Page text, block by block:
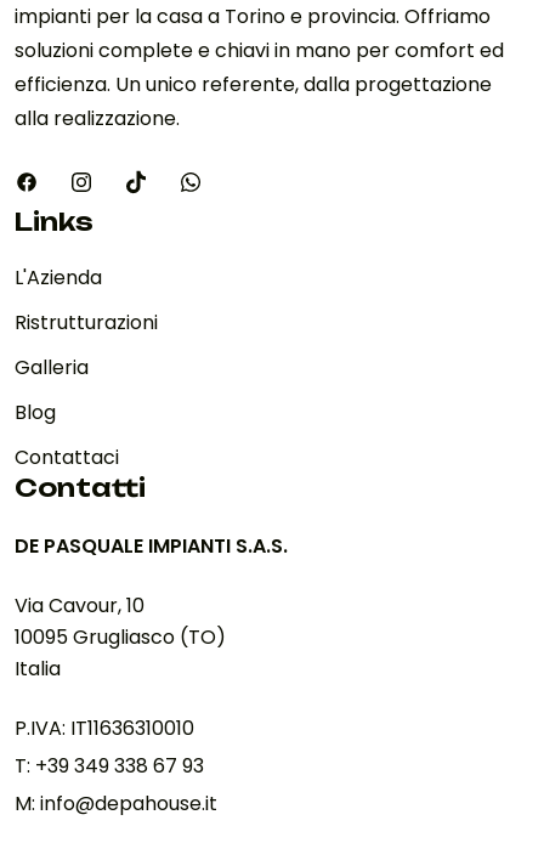
impianti per la casa a Torino e provincia. Offriamo
soluzioni complete e chiavi in mano per comfort ed
efficienza. Un unico referente, dalla progettazione
alla realizzazione.
Links
L'Azienda
Ristrutturazioni
Galleria
Blog
Contattaci
Contatti
DE PASQUALE IMPIANTI S.A.S.
Via Cavour, 10
10095 Grugliasco (TO)
Italia
P.IVA: IT11636310010
T: +39 349 338 67 93
M: info@depahouse.it